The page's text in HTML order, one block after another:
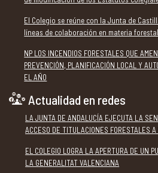
El Colegio se reúne con la Junta de
líneas de colaboración en materia forestal
NP LOS INCENDIOS FORESTALES QUE
PREVENCIÓN, PLANIFICACIÓN LOCAL Y
EL AÑO
Actualidad en redes
LA JUNTA DE ANDALUCÍA EJECUTA LA
ACCESO DE TITULACIONES FORESTALES
EL COLEGIO LOGRA LA APERTURA DE UN
LA GENERALITAT VALENCIANA